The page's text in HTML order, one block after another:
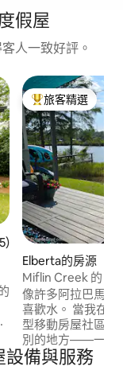
假屋
人一致好評。
價中獲得 4.99 的平
旅客精選榜首
旅客精選
Elberta的房源
Miflin Creek 的 2
像許多阿拉巴馬州
喜歡水。 當我在
型移動房屋社區時
別的地方——一個
釣魚和欣賞溪流美景
我很感激能與我的
設備與服務